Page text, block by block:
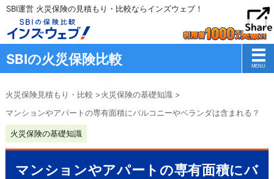
SBI運営 火災保険の見積もり・比較ならインズウェブ！
SBIの火災保険比較
火災保険見積もり・比較 >火災保険の基礎知識 >
マンションやアパートの専有面積にバルコニーやベランダは含まれる？
火災保険の基礎知識
マンションやアパートの専有面積にバ